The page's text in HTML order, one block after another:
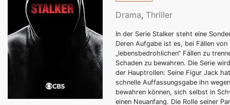
Drama, Thriller
In der Serie Stalker steht eine
Deren Aufgabe ist es, bei Fällen
„lebensbedrohlichen“ Fällen zu
Schaden zu bewahren. Die Serie
der Hauptrollen: Seine Figur Jack
schnelle Auffassungsgabe ihn
bewahren können, sich selbst in
einen Neuanfang. Die Rolle seiner